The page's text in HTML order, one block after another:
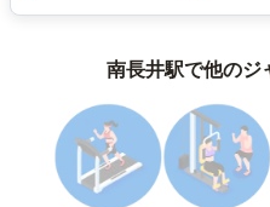
南長井駅で他のジ